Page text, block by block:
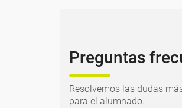
Preguntas
Resolvemos las dudas
para el alumnado.